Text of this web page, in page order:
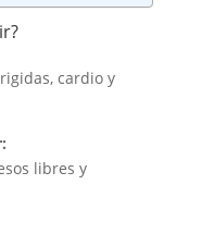
cardio y
libres y